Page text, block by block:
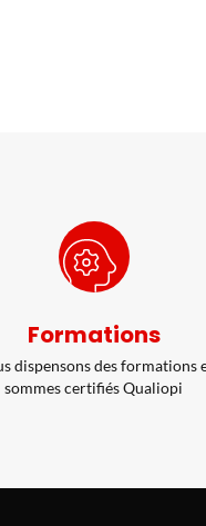
Formations
dispensons des formations
sommes certifiés Qualiopi